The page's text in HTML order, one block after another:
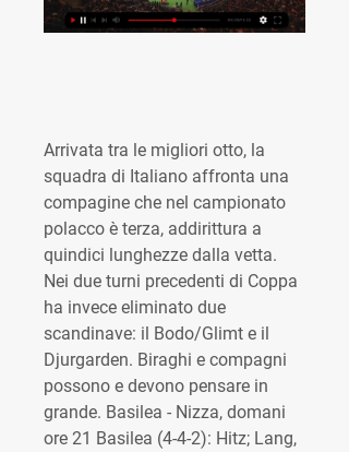
Arrivata tra le migliori otto, la
squadra di Italiano affronta una
compagine che nel campionato
polacco è terza, addirittura a
quindici lunghezze dalla vetta.
Nei due turni precedenti di Coppa
ha invece eliminato due
scandinave: il Bodo/Glimt e il
Djurgarden. Biraghi e compagni
possono e devono pensare in
grande. Basilea - Nizza, domani
ore 21 Basilea (4-4-2): Hitz; Lang,